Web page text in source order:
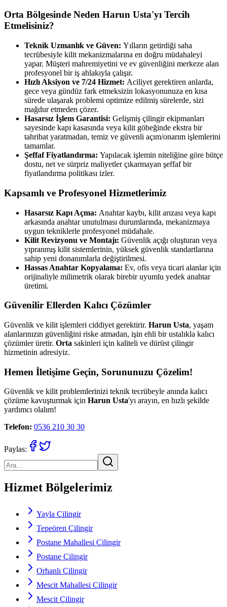
Orta Bölgesinde Neden Harun Usta'yı Tercih
Etmelisiniz?
Teknik Uzmanlık ve Güven: Yılların getirdiği saha
tecrübesiyle kilit mekanizmalarına en doğru müdahaleyi
yapar. Müşteri mahremiyetini ve ev güvenliğini merkeze alan
profesyonel bir iş ahlakıyla çalışır.
Hızlı Aksiyon ve 7/24 Hizmet: Aciliyet gerektiren anlarda,
gece veya gündüz fark etmeksizin lokasyonunuza en kısa
sürede ulaşarak problemi optimize edilmiş sürelerde, sizi
mağdur etmeden çözer.
Hasarsız İşlem Garantisi: Gelişmiş çilingir ekipmanları
sayesinde kapı kasasında veya kilit göbeğinde ekstra bir
tahribat yaratmadan, temiz ve güvenli açım/onarım işlemlerini
tamamlar.
Şeffaf Fiyatlandırma: Yapılacak işlemin niteliğine göre bütçe
dostu, net ve sürpriz maliyetler çıkarmayan şeffaf bir
fiyatlandırma politikası izler.
Kapsamlı ve Profesyonel Hizmetlerimiz
Hasarsız Kapı Açma: Anahtar kaybı, kilit arızası veya kapı
arkasında anahtar unutulması durumlarında, mekanizmaya
uygun tekniklerle profesyonel müdahale.
Kilit Revizyonu ve Montajı: Güvenlik açığı oluşturan veya
yıpranmış kilit sistemlerinin, yüksek güvenlik standartlarına
sahip yeni donanımlarla değiştirilmesi.
Hassas Anahtar Kopyalama: Ev, ofis veya ticari alanlar için
orijinaliyle milimetrik olarak birebir uyumlu yedek anahtar
üretimi.
Güvenilir Ellerden Kalıcı Çözümler
Güvenlik ve kilit işlemleri ciddiyet gerektirir. Harun Usta, yaşam
alanlarınızın güvenliğini riske atmadan, işin ehli bir ustalıkla kalıcı
çözümler üretir. Orta sakinleri için kaliteli ve dürüst çilingir
hizmetinin adresiyiz.
Hemen İletişime Geçin, Sorununuzu Çözelim!
Güvenlik ve kilit problemlerinizi teknik tecrübeyle anında kalıcı
çözüme kavuşturmak için Harun Usta'yı arayın, en hızlı şekilde
yardımcı olalım!
Telefon: 0536 210 30 30
Paylas:
Hizmet Bölgelerimiz
Yayla Çilingir
Tepeören Çilingir
Postane Mahallesi Çilingir
Postane Çilingir
Orhanlı Çilingir
Mescit Mahallesi Çilingir
Mescit Çilingir